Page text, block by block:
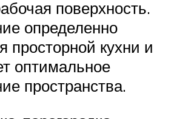
поверхность.
определенно
просторной кухни и
оптимальное
пространства.